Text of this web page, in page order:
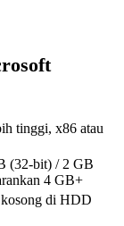
tinggi, x86 atau
(32-bit) / 2 GB
4 GB+
di HDD